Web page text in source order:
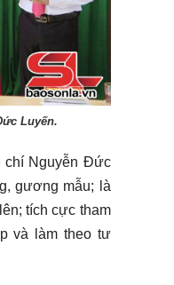
Luyến.
chí Nguyễn Đức
gương mẫu; là
tích cực tham
và làm theo tư